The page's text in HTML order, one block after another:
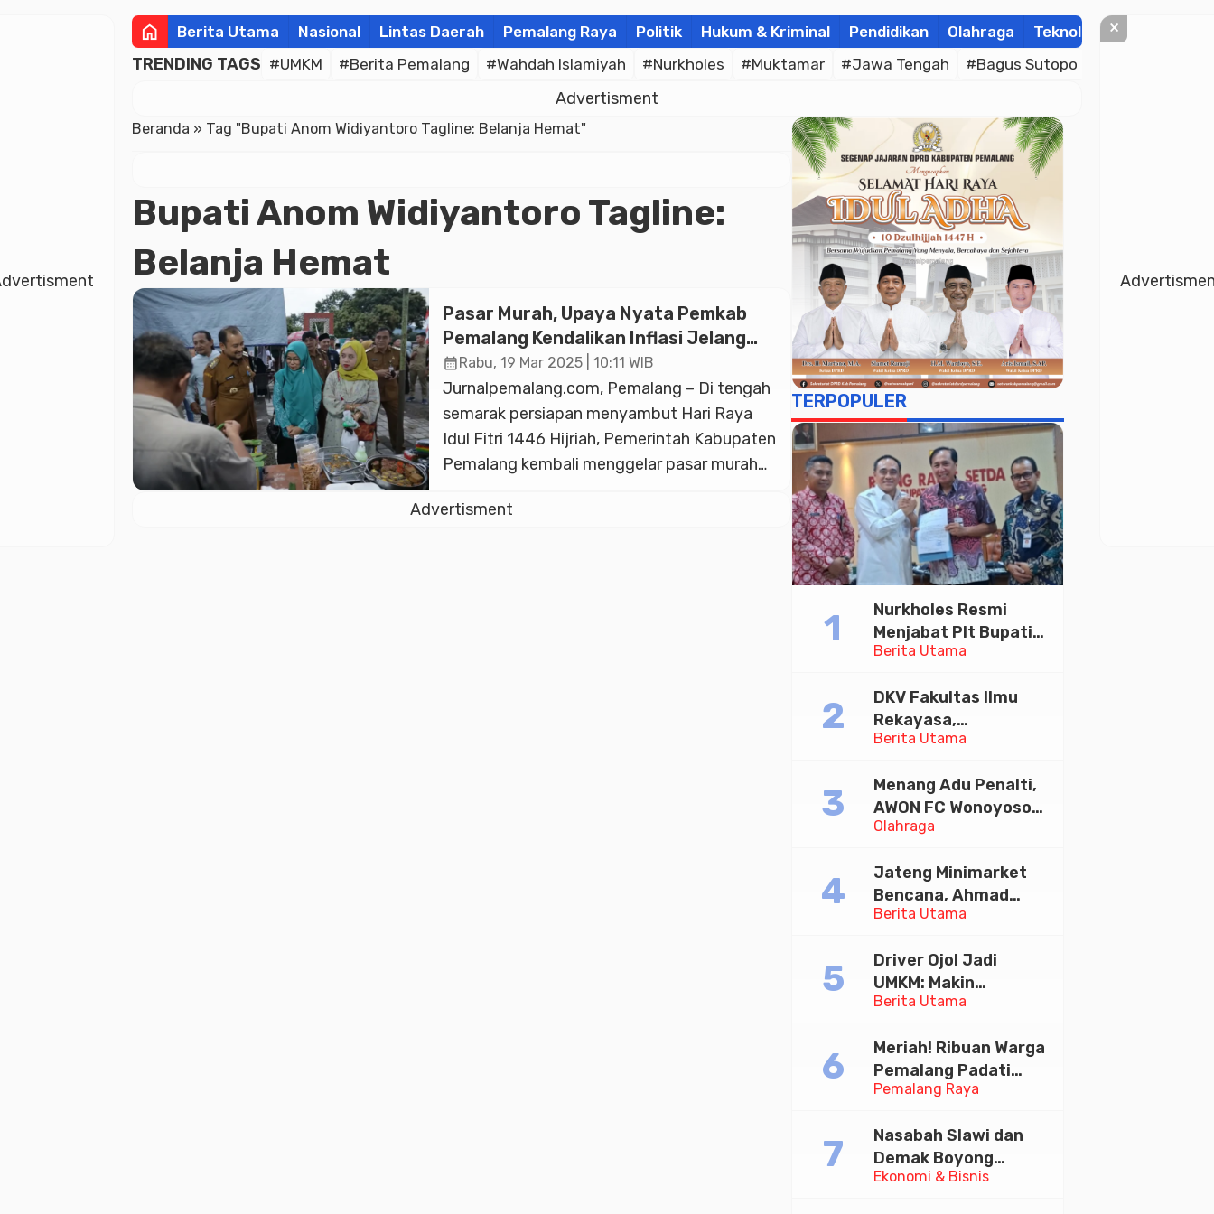
home Berita Utama Nasional Lintas Daerah Pemalang Raya Politik Hukum & Kriminal Pendidikan Olahraga Teknologi
TRENDING TAGS #UMKM #Berita Pemalang #Wahdah Islamiyah #Nurkholes #Muktamar #Jawa Tengah #Bagus Sutopo
Advertisment
Beranda » Tag "Bupati Anom Widiyantoro Tagline: Belanja Hemat"
Bupati Anom Widiyantoro Tagline:
Belanja Hemat
Pasar Murah, Upaya Nyata Pemkab
Pemalang Kendalikan Inflasi Jelang
Idul Fitri.
calendar_monthRabu, 19 Mar 2025 | 10:11 WIB
Jurnalpemalang.com, Pemalang – Di tengah
semarak persiapan menyambut Hari Raya
Idul Fitri 1446 Hijriah, Pemerintah Kabupaten
Pemalang kembali menggelar pasar murah
Moga, pada Selasa (18/3/2025). Acara yang
Advertisment
TERPOPULER
Berita Utama
Nurkholes Resmi
Menjabat Plt Bupati
Pemalang
Berita Utama
DKV Fakultas Ilmu
Rekayasa,
Universitas
Diskusi Desain
Olahraga
Menang Adu Penalti,
AWON FC Wonoyoso
Juara Bhayangkara
Berita Utama
Jateng Minimarket
Bencana, Ahmad
Luthfi Minta PMI Jadi
Berita Utama
Driver Ojol Jadi
UMKM: Makin
Sejahtera atau
Diskusi Paramadina
Pemalang Raya
Meriah! Ribuan Warga
Pemalang Padati
Kirab Festival Kamir
Ekonomi & Bisnis
Nasabah Slawi dan
Demak Boyong
Toyota Innova Zenix
×